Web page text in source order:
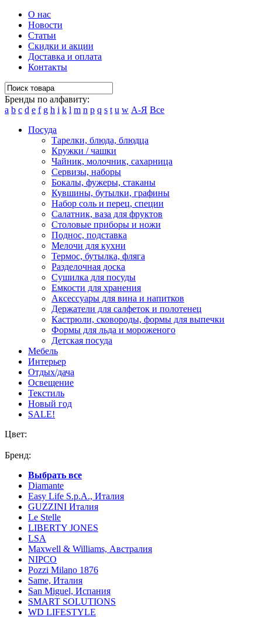
О нас
Новости
Статьи
Скидки и акции
Доставка и оплата
Контакты
Бренды по алфавиту:
a b c d e f g h i k l m n p q s t u w А-Я Все
Посуда
Тарелки, блюда, блюдца
Кружки / чашки
Чайник, молочник, сахарница
Сервизы, наборы
Бокалы, фужеры, стаканы
Кувшины, бутылки, графины
Набор соль и перец, специи
Салатник, ваза для фруктов
Столовые приборы и ножи
Поднос, подставка
Мелочи для кухни
Термос, бутылка, фляга
Разделочная доска
Сушилка для посуды
Емкости для хранения
Аксессуары для вина и напитков
Держатели для салфеток и полотенец
Кастрюли, сковороды, формы для выпечки
Формы для льда и мороженого
Детская посуда
Мебель
Интерьер
Отдых/дача
Освещение
Текстиль
Новый год
SALE!
Цвет:
Бренд:
Выбрать все
Diamante
Easy Life S.p.A., Италия
GUZZINI Италия
Le Stelle
LIBERTY JONES
LSA
Maxwell & Williams, Австралия
NIPCO
Pozzi Milano 1876
Same, Италия
San Miguel, Испания
SMART SOLUTIONS
WD LIFESTYLE